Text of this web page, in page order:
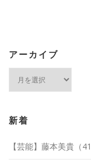
アーカイブ
ブ
新着
【芸能】藤本美貴（